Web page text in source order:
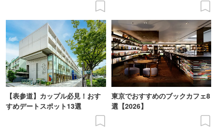
【表参道】カップル必見！おす
すめデートスポット13選
東京でおすすめのブックカフェ8
選【2026】